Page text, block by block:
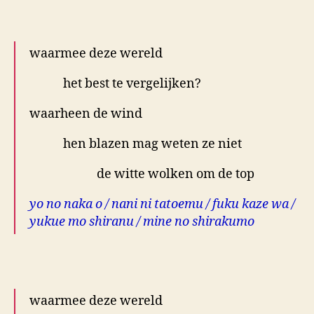
waarmee deze wereld
het best te vergelijken?
waarheen de wind
hen blazen mag weten ze niet
de witte wolken om de top
yo no naka o / nani ni tatoemu / fuku kaze wa /
yukue mo shiranu / mine no shirakumo
waarmee deze wereld